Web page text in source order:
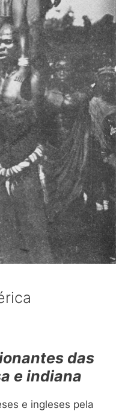
das
e indiana
e ingleses pela